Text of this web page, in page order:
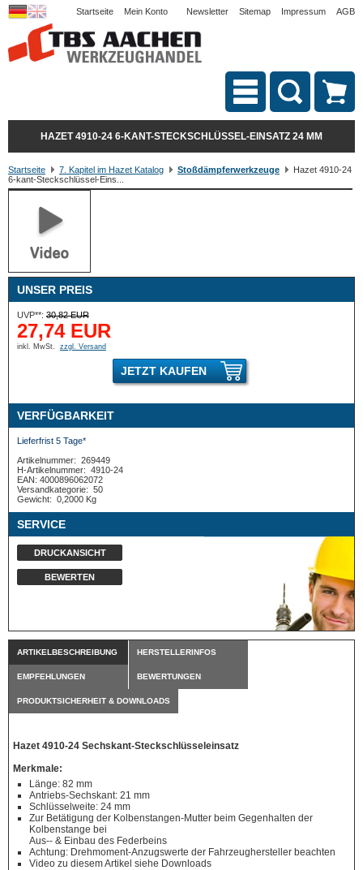
Startseite Mein Konto Newsletter Sitemap Impressum AGB
HAZET 4910-24 6-KANT-STECKSCHLÜSSEL-EINSATZ 24 MM
Startseite 7. Kapitel im Hazet Katalog Stoßdämpferwerkzeuge
Hazet 4910-24
6-kant-Steckschlüssel-Eins...
UNSER PREIS
UVP**: 30,82 EUR
27,74 EUR
inkl. MwSt. zzgl. Versand
JETZT KAUFEN
VERFÜGBARKEIT
Lieferfrist 5 Tage*
Artikelnummer: 269449
H-Artikelnummer: 4910-24
EAN: 4000896062072
Versandkategorie: 50
Gewicht: 0,2000 Kg
SERVICE
DRUCKANSICHT
BEWERTEN
ARTIKELBESCHREIBUNG HERSTELLERINFOS
EMPFEHLUNGEN BEWERTUNGEN
PRODUKTSICHERHEIT & DOWNLOADS
Hazet 4910-24 Sechskant-Steckschlüsseleinsatz
Merkmale:
Länge: 82 mm
Antriebs-Sechskant: 21 mm
Schlüsselweite: 24 mm
Zur Betätigung der Kolbenstangen-Mutter beim Gegenhalten der
Kolbenstange bei
Aus-- & Einbau des Federbeins
Achtung: Drehmoment-Anzugswerte der Fahrzeughersteller beachten
Video zu diesem Artikel siehe Downloads